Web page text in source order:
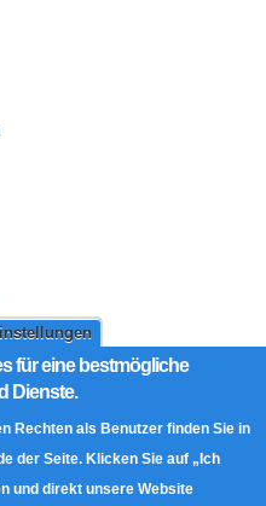
für eine bestmögliche
Dienste.
Rechten als Benutzer finden Sie in
der Seite. Klicken Sie auf „Ich
und direkt unsere Website